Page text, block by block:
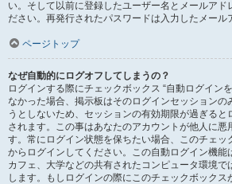
い。そして以前に登録したユーザー名とメールアド
ださい。再発行されたパスワードは入力したメール
ページトップ
なぜ自動的にログオフしてしまうの？
ログインする際にチェックボックス “自動ログイン
なかった場合、掲示板はそのログインセッションの
うとしないため、セッションの有効期限が過ぎる
されます。この事はあなたのアカウントが他人に悪
す。常にログイン状態を保ちたい場合、このチェッ
からログインしてください。この自動ログイン機能
カフェ、大学などの共有されたコンピュータ環境で
します。もしログインの際にこのチェックボック